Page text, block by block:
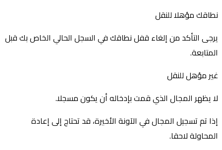
نطاقك مؤهلا للنقل
يرجى التأكد من إلغاء قفل نطاقك في السجل الحالي الخاص بك قبل
المتابعة.
غير مؤهل للنقل
لا يظهر المجال الذي قمت بإدخاله أن يكون مسجلا.
إذا تم تسجيل المجال في الآونة الأخيرة، قد تحتاج إلى إعادة
المحاولة لاحقا.